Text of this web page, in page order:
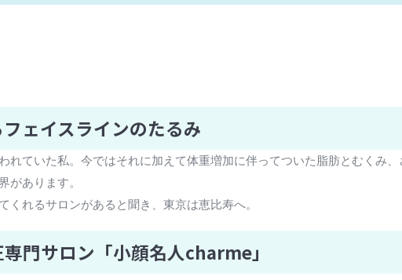
ェイスラインのたるみ
れていた私。今ではそれに加えて体重増加に伴ってついた脂肪とむくみ
があります。
れるサロンがあると聞き、東京は恵比寿へ。
門サロン「小顔名人charme」